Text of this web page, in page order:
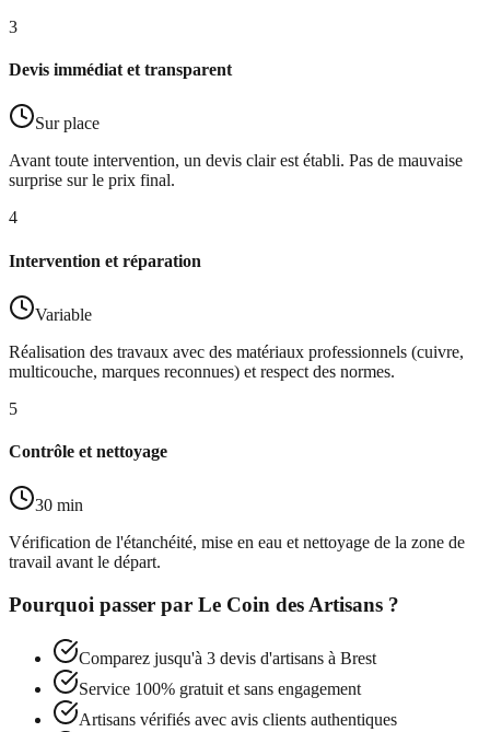
3
Devis immédiat et transparent
Sur place
Avant toute intervention, un devis clair est établi. Pas de mauvaise
surprise sur le prix final.
4
Intervention et réparation
Variable
Réalisation des travaux avec des matériaux professionnels (cuivre,
multicouche, marques reconnues) et respect des normes.
5
Contrôle et nettoyage
30 min
Vérification de l'étanchéité, mise en eau et nettoyage de la zone de
travail avant le départ.
Pourquoi passer par Le Coin des Artisans ?
Comparez jusqu'à 3 devis d'artisans à Brest
Service 100% gratuit et sans engagement
Artisans vérifiés avec avis clients authentiques